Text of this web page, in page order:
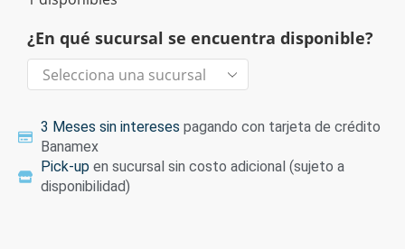
¿En qué sucursal se encuentra disponible?
3 Meses sin intereses pagando con tarjeta de crédito
Banamex
Pick-up en sucursal sin costo adicional (sujeto a
disponibilidad)